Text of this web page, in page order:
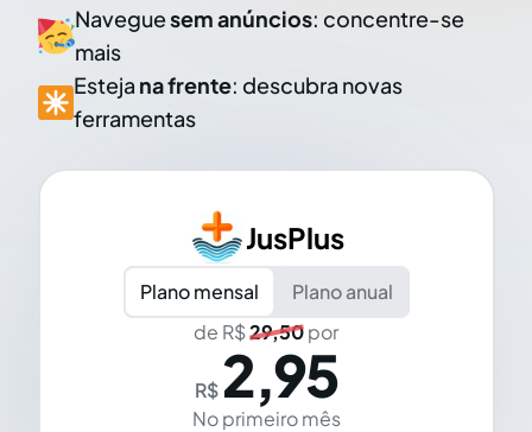
Naveguesem anúncios: concentre-se
mais
Esteja na frente: descubra novas
ferramentas
JusPlus
Plano mensal
Plano anual
de R$29,50por
R$ 2,95
No primeiro mês